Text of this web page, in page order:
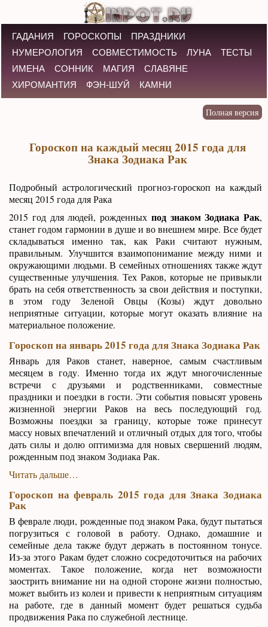
ГАДАНИЯ ГОРОСКОПЫ
ПРАЗДНИКИ
НУМЕРОЛОГИЯ
СОВМЕСТИМОСТЬ ЛУНА
ТЕСТЫ
ИМЕНА
СОННИК МАГИЯ
СЛАВЯНЕ
ХИРОМАНТИЯ
ФЭН-ШУЙ КАМНИ
Гороскоп на каждый месяц 2015 года для
Знака Зодиака Рак
Подробный астрологический прогноз-гороскоп на каждый
месяц 2015 года для Рака
2015 год для людей, рожденных под знаком Зодиака Рак,
станет годом гармонии в душе и во внешнем мире. Все будет
складываться именно так, как Раки считают нужным,
правильным. Улучшится взаимопонимание между ними и
окружающими людьми. В семейных отношениях также ждут
существенные улучшения. Тех Раков, которые не привыкли
брать на себя ответственность за свои действия и поступки,
в этом году Зеленой Овцы (Козы) ждут довольно
неприятные ситуации, которые могут оказать влияние на
материальное положение.
Гороскоп на январь 2015 года для Знака Зодиака Рак
Январь для Раков станет, наверное, самым счастливым
месяцем в году. Именно тогда их ждут многочисленные
встречи с друзьями и родственниками, совместные
праздники и поездки в гости. Эти события повысят уровень
жизненной энергии Раков на весь последующий год.
Возможны поездки за границу, которые тоже принесут
массу новых впечатлений и отличный отдых для того, чтобы
дать силы и долю оптимизма для новых свершений людям,
рожденным под знаком Зодиака Рак.
Читать дальше…
Гороскоп на февраль 2015 года для Знака Зодиака
Рак
В феврале люди, рожденные под знаком Рака, будут пытаться
погрузиться с головой в работу. Однако, домашние и
семейные дела также будут держать в постоянном тонусе.
Из-за этого Ракам будет сложно сосредоточиться на рабочих
моментах. Такое положение, когда нет возможности
заострить внимание ни на одной стороне жизни полностью,
может выбить из колеи и привести к неприятным ситуациям
на работе, где в данный момент будет решаться судьба
продвижения Рака по служебной лестнице.